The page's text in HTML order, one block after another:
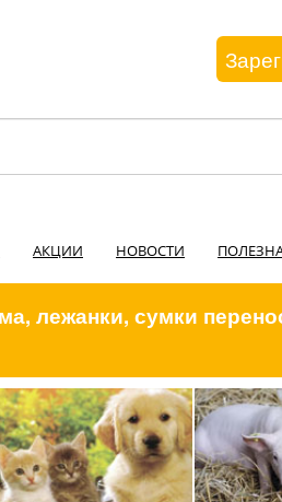
АКЦИИ НОВОСТИ
лежанки, сумки